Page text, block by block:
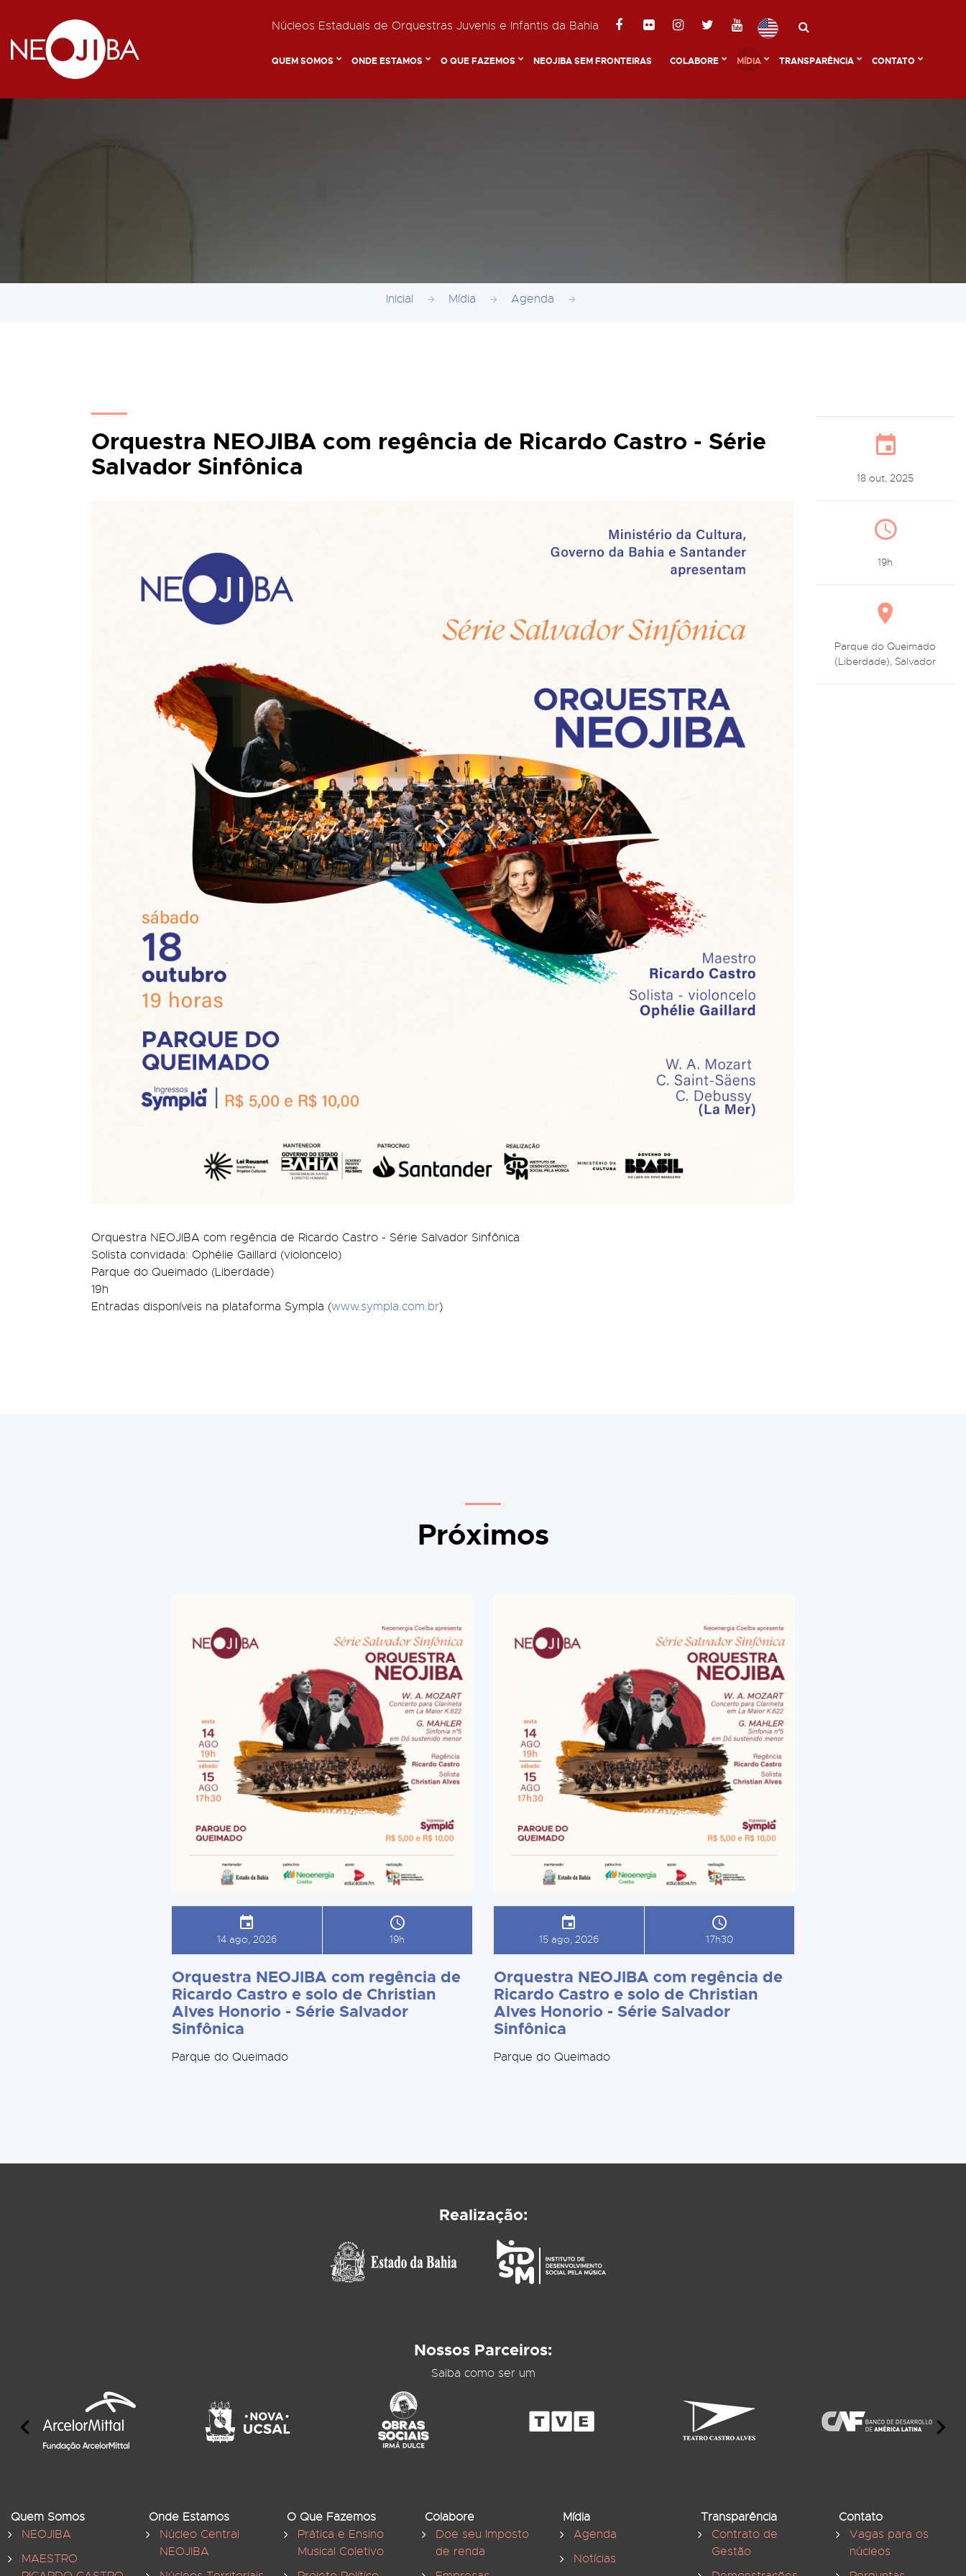
Núcleos Estaduais de Orquestras Juvenis e Infantis da Bahia
QUEM SOMOS ONDE ESTAMOS O QUE FAZEMOS NEOJIBA SEM FRONTEIRAS COLABORE MÍDIA TRANSPARÊNCIA CONTATO
Inicial Mídia Agenda
Orquestra NEOJIBA com regência de Ricardo Castro - Série
Salvador Sinfônica
Orquestra NEOJIBA com regência de Ricardo Castro - Série Salvador Sinfônica
Solista convidada: Ophélie Gaillard (violoncelo)
Parque do Queimado (Liberdade)
19h
Entradas disponíveis na plataforma Sympla (www.sympla.com.br)
18 out, 2025
19h
Parque do Queimado
(Liberdade), Salvador
Próximos
14 ago, 2026 19h
Orquestra NEOJIBA com regência de
Ricardo Castro e solo de Christian
Alves Honorio - Série Salvador
Sinfônica
Parque do Queimado
15 ago, 2026 17h30
Orquestra NEOJIBA com regência de
Ricardo Castro e solo de Christian
Alves Honorio - Série Salvador
Sinfônica
Parque do Queimado
Realização:
Nossos Parceiros:
Saiba como ser um
Quem Somos
NEOJIBA
MAESTRO
Onde Estamos
Núcleo Central
NEOJIBA
O Que Fazemos
Prática e Ensino
Musical Coletivo
Colabore
Doe seu Imposto
de renda
Mídia
Agenda
Notícias
Transparência
Contrato de
Gestão
Contato
Vagas para os
núcleos